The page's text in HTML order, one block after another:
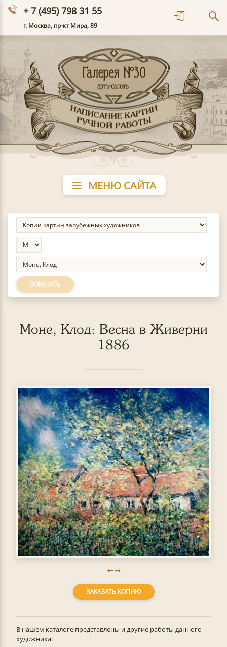
+ 7 (495) 798 31 55
г. Москва, пр-кт Мира, 89
МЕНЮ САЙТА
ПОКАЗАТЬ
Моне, Клод: Весна в Живерни
1886
ЗАКАЗАТЬ КОПИЮ
В нашем каталоге представлены и другие работы данного
художника: